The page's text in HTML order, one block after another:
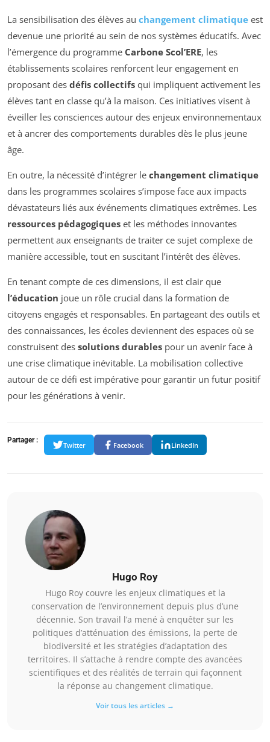
La sensibilisation des élèves au changement climatique est
devenue une priorité au sein de nos systèmes éducatifs. Avec
l’émergence du programme Carbone Scol’ERE, les
établissements scolaires renforcent leur engagement en
proposant des défis collectifs qui impliquent activement les
élèves tant en classe qu’à la maison. Ces initiatives visent à
éveiller les consciences autour des enjeux environnementaux
et à ancrer des comportements durables dès le plus jeune
âge.
En outre, la nécessité d’intégrer le changement climatique
dans les programmes scolaires s’impose face aux impacts
dévastateurs liés aux événements climatiques extrêmes. Les
ressources pédagogiques et les méthodes innovantes
permettent aux enseignants de traiter ce sujet complexe de
manière accessible, tout en suscitant l’intérêt des élèves.
En tenant compte de ces dimensions, il est clair que
l’éducation joue un rôle crucial dans la formation de
citoyens engagés et responsables. En partageant des outils et
des connaissances, les écoles deviennent des espaces où se
construisent des solutions durables pour un avenir face à
une crise climatique inévitable. La mobilisation collective
autour de ce défi est impérative pour garantir un futur positif
pour les générations à venir.
Partager :
Twitter Facebook LinkedIn
Hugo Roy
Hugo Roy couvre les enjeux climatiques et la
conservation de l’environnement depuis plus d’une
décennie. Son travail l’a mené à enquêter sur les
politiques d’atténuation des émissions, la perte de
biodiversité et les stratégies d’adaptation des
territoires. Il s’attache à rendre compte des avancées
scientifiques et des réalités de terrain qui façonnent
la réponse au changement climatique.
Voir tous les articles →